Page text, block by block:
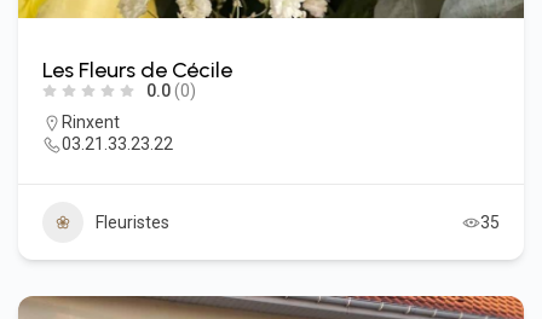
Les Fleurs de Cécile
0.0(0)
Rinxent
03.21.33.23.22
Fleuristes 35